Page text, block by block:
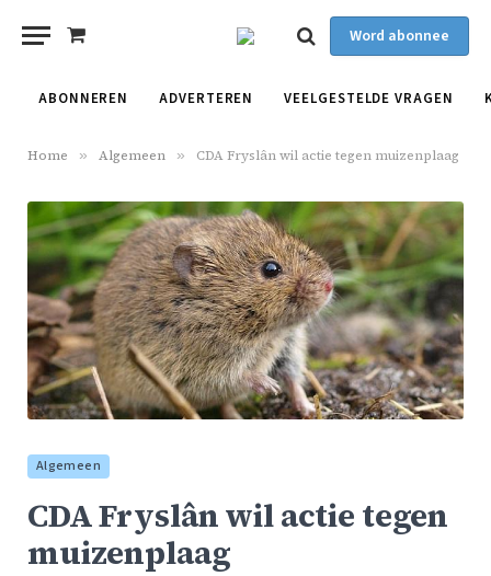
Shopping
Word abonnee
ABONNEREN ADVERTEREN VEELGESTELDE VRAGEN
Home » Algemeen » CDA Fryslân wil actie tegen muizenplaag
Algemeen
CDA Fryslân wil actie tegen
muizenplaag